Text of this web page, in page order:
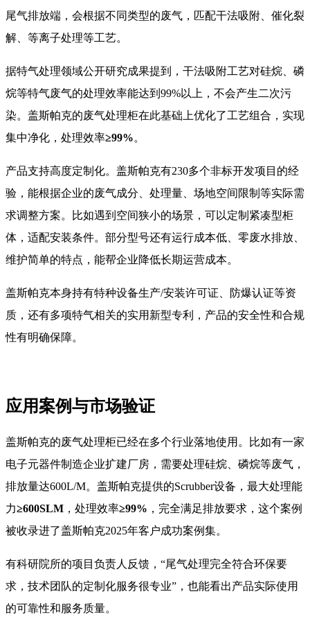
尾气排放端，会根据不同类型的废气，匹配干法吸附、催化裂
解、等离子处理等工艺。
据特气处理领域公开研究成果提到，干法吸附工艺对硅烷、磷
烷等特气废气的处理效率能达到99%以上，不会产生二次污
染。盖斯帕克的废气处理柜在此基础上优化了工艺组合，实现
集中净化，处理效率≥99%。
产品支持高度定制化。盖斯帕克有230多个非标开发项目的经
验，能根据企业的废气成分、处理量、场地空间限制等实际需
求调整方案。比如遇到空间狭小的场景，可以定制紧凑型柜
体，适配安装条件。部分型号还有运行成本低、零废水排放、
维护简单的特点，能帮企业降低长期运营成本。
盖斯帕克本身持有特种设备生产/安装许可证、防爆认证等资
质，还有多项特气相关的实用新型专利，产品的安全性和合规
性有明确保障。
应用案例与市场验证
盖斯帕克的废气处理柜已经在多个行业落地使用。比如有一家
电子元器件制造企业扩建厂房，需要处理硅烷、磷烷等废气，
排放量达600L/M。盖斯帕克提供的Scrubber设备，最大处理能
力≥600SLM ，处理效率≥99% ，完全满足排放要求，这个案例
被收录进了盖斯帕克2025年客户成功案例集。
有科研院所的项目负责人反馈，“尾气处理完全符合环保要
求，技术团队的定制化服务很专业”，也能看出产品实际使用
的可靠性和服务质量。